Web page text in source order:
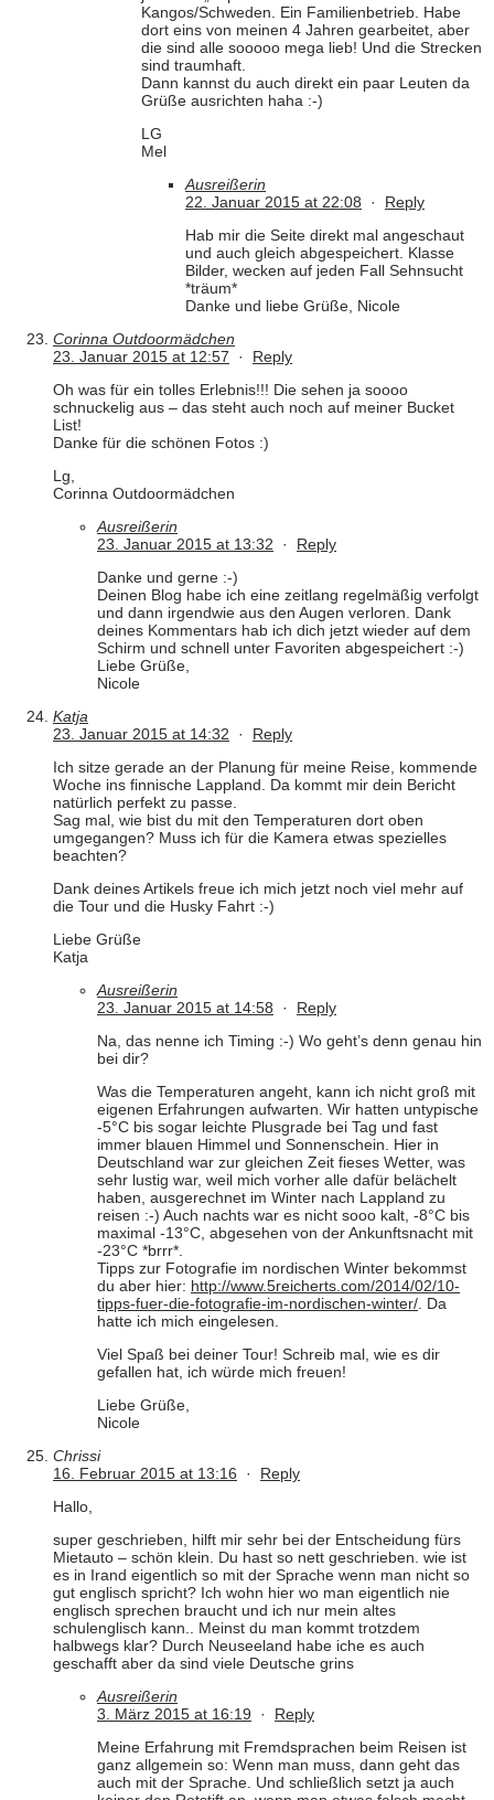
Kangos/Schweden. Ein Familienbetrieb. Habe
dort eins von meinen 4 Jahren gearbeitet, aber
die sind alle sooooo mega lieb! Und die Strecken
sind traumhaft.
Dann kannst du auch direkt ein paar Leuten da
Grüße ausrichten haha :-)
LG
Mel
Ausreißerin
22. Januar 2015 at 22:08 · Reply
Hab mir die Seite direkt mal angeschaut
und auch gleich abgespeichert. Klasse
Bilder, wecken auf jeden Fall Sehnsucht
*träum*
Danke und liebe Grüße, Nicole
Corinna Outdoormädchen
23. Januar 2015 at 12:57 · Reply
Oh was für ein tolles Erlebnis!!! Die sehen ja soooo
schnuckelig aus – das steht auch noch auf meiner Bucket
List!
Danke für die schönen Fotos :)
Lg,
Corinna Outdoormädchen
Ausreißerin
23. Januar 2015 at 13:32 · Reply
Danke und gerne :-)
Deinen Blog habe ich eine zeitlang regelmäßig verfolgt
und dann irgendwie aus den Augen verloren. Dank
deines Kommentars hab ich dich jetzt wieder auf dem
Schirm und schnell unter Favoriten abgespeichert :-)
Liebe Grüße,
Nicole
Katja
23. Januar 2015 at 14:32 · Reply
Ich sitze gerade an der Planung für meine Reise, kommende
Woche ins finnische Lappland. Da kommt mir dein Bericht
natürlich perfekt zu passe.
Sag mal, wie bist du mit den Temperaturen dort oben
umgegangen? Muss ich für die Kamera etwas spezielles
beachten?
Dank deines Artikels freue ich mich jetzt noch viel mehr auf
die Tour und die Husky Fahrt :-)
Liebe Grüße
Katja
Ausreißerin
23. Januar 2015 at 14:58 · Reply
Na, das nenne ich Timing :-) Wo geht’s denn genau hin
bei dir?
Was die Temperaturen angeht, kann ich nicht groß mit
eigenen Erfahrungen aufwarten. Wir hatten untypische
-5°C bis sogar leichte Plusgrade bei Tag und fast
immer blauen Himmel und Sonnenschein. Hier in
Deutschland war zur gleichen Zeit fieses Wetter, was
sehr lustig war, weil mich vorher alle dafür belächelt
haben, ausgerechnet im Winter nach Lappland zu
reisen :-) Auch nachts war es nicht sooo kalt, -8°C bis
maximal -13°C, abgesehen von der Ankunftsnacht mit
-23°C *brrr*.
Tipps zur Fotografie im nordischen Winter bekommst
du aber hier: http://www.5reicherts.com/2014/02/10-
tipps-fuer-die-fotografie-im-nordischen-winter/. Da
hatte ich mich eingelesen.
Viel Spaß bei deiner Tour! Schreib mal, wie es dir
gefallen hat, ich würde mich freuen!
Liebe Grüße,
Nicole
Chrissi
16. Februar 2015 at 13:16 · Reply
Hallo,
super geschrieben, hilft mir sehr bei der Entscheidung fürs
Mietauto – schön klein. Du hast so nett geschrieben. wie ist
es in Irand eigentlich so mit der Sprache wenn man nicht so
gut englisch spricht? Ich wohn hier wo man eigentlich nie
englisch sprechen braucht und ich nur mein altes
schulenglisch kann.. Meinst du man kommt trotzdem
halbwegs klar? Durch Neuseeland habe iche es auch
geschafft aber da sind viele Deutsche grins
Ausreißerin
3. März 2015 at 16:19 · Reply
Meine Erfahrung mit Fremdsprachen beim Reisen ist
ganz allgemein so: Wenn man muss, dann geht das
auch mit der Sprache. Und schließlich setzt ja auch